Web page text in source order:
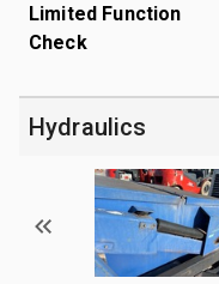
Limited Function
Check
Hydraulics